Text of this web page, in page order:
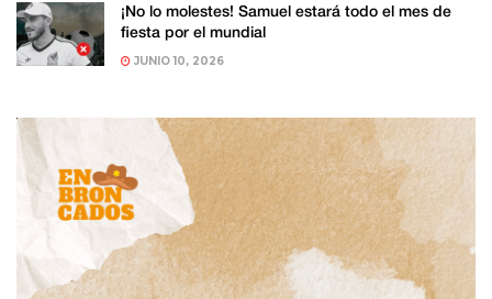
¡No lo molestes! Samuel estará todo el mes de
fiesta por el mundial
JUNIO 10, 2026